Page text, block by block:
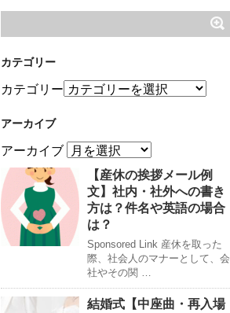
カテゴリー
カテゴリー
アーカイブ
アーカイブ
【産休の挨拶メール例
文】社内・社外への書き
方は？件名や英語の場合
は？
Sponsored Link 産休を取った
際、社会人のマナーとして、会
社やその関 …
結婚式【中座曲・再入場